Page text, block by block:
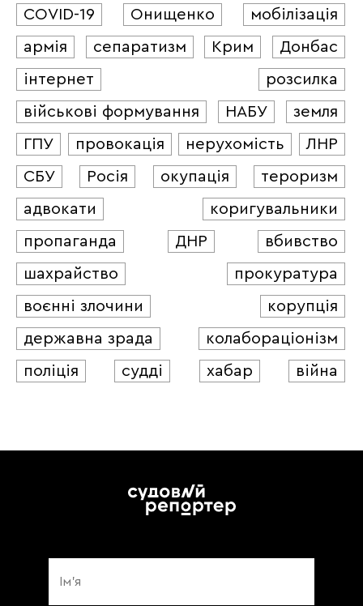
COVID-19
Онищенко
мобілізація
армія
сепаратизм Крим
Донбас
інтернет
розсилка
військові формування
НАБУ
земля
ГПУ
провокація нерухомість
ЛНР
СБУ
Росія окупація
тероризм
адвокати
коригувальники
пропаганда
ДНР
вбивство
шахрайство
прокуратура
воєнні злочини
корупція
державна зрада
колабораціонізм
поліція
судді хабар війна